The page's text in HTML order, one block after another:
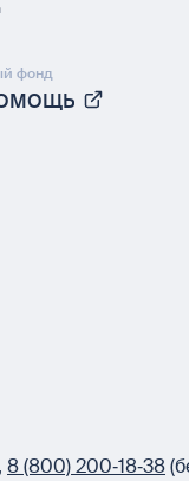
фонд
, 8 (800) 200‑18‑38